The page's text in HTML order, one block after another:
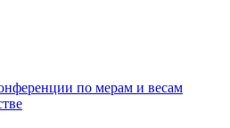
по мерам и весам